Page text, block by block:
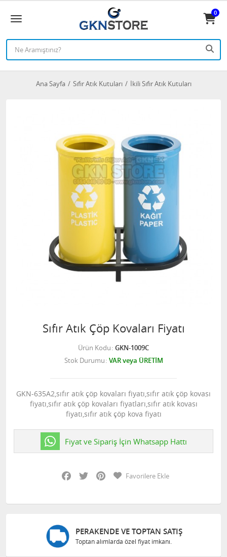
0
Ana Sayfa Sıfır Atık Kutuları İkili Sıfır Atık Kutuları
Sıfır Atık Çöp Kovaları Fiyatı
Ürün Kodu GKN-1009C
Stok Durumu VAR veya ÜRETİM
GKN-635A2,sıfır atık çöp kovaları fiyatı,sıfır atık çöp kovası
fiyatı,sıfır atık çöp kovaları fiyatları,sıfır atık kovası
fiyatı,sıfır atık çöp kova fiyatı
Fiyat ve Sipariş İçin Whatsapp Hattı
Facebook
Twitter PinterestFavorilere Ekle
PERAKENDE VE TOPTAN SATIŞ
Toptan alımlarda özel fiyat imkanı.